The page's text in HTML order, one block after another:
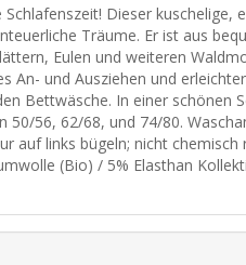
Dieser
Träume. Er ist aus
Eulen und weiteren
An- und Ausziehen und
Bettwäsche. In einer schönen
50/56, 62/68, und 74/80.
auf links bügeln; nicht
(Bio) / 5% Elasthan